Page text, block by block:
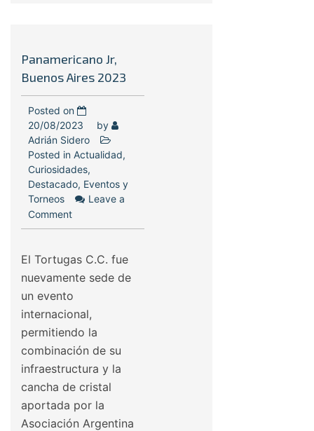
Panamericano Jr,
Buenos Aires 2023
Posted on
20/08/2023
by
Adrián Sidero
Posted in Actualidad,
Curiosidades,
Destacado, Eventos y
Torneos
Leave a
Comment
El Tortugas C.C. fue
nuevamente sede de
un evento
internacional,
permitiendo la
combinación de su
infraestructura y la
cancha de cristal
aportada por la
Asociación Argentina